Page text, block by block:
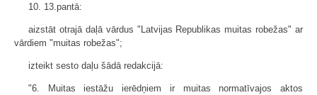
10. 13.pantā:
aizstāt otrajā daļā vārdus "Latvijas Republikas muitas robežas" ar
vārdiem "muitas robežas";
izteikt sesto daļu šādā redakcijā:
"6. Muitas iestāžu ierēdņiem ir muitas normatīvajos aktos